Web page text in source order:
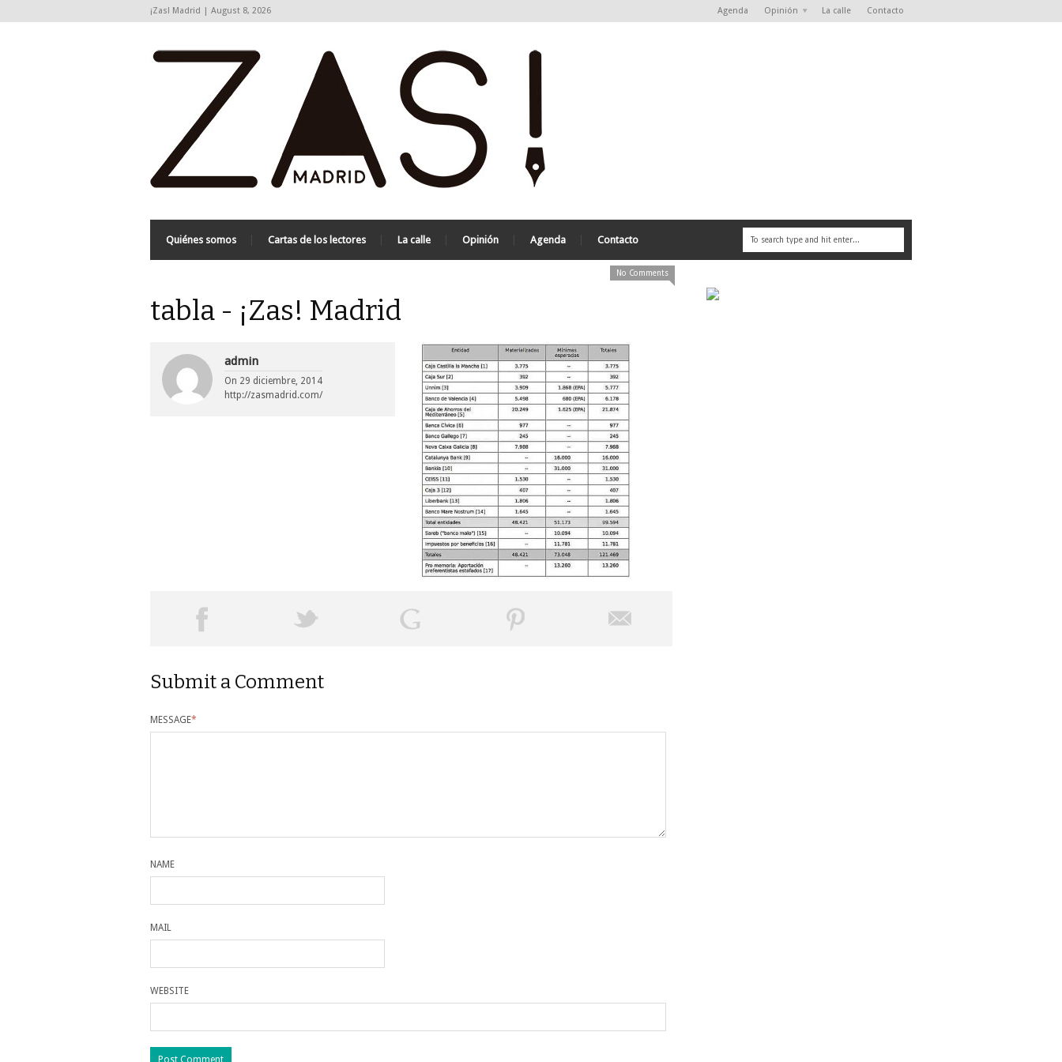
¡Zas! Madrid | August 8, 2026 Agenda Opinión La calle Contacto
Quiénes somos Cartas de los lectores La calle Opinión Agenda Contacto
No Comments
tabla - ¡Zas! Madrid
admin
On 29 diciembre, 2014
http://zasmadrid.com/
Submit a Comment
MESSAGE*
NAME
MAIL
WEBSITE